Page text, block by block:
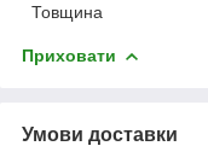
Товщина
Приховати
Умови доставки